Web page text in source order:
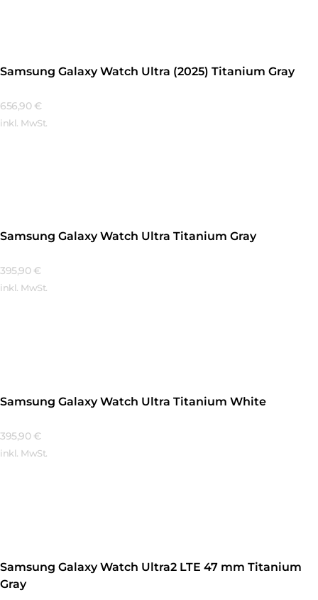
Samsung Galaxy Watch Ultra (2025) Titanium Gray
656,90 €
inkl. MwSt.
Samsung Galaxy Watch Ultra Titanium Gray
395,90 €
inkl. MwSt.
Samsung Galaxy Watch Ultra Titanium White
395,90 €
inkl. MwSt.
Samsung Galaxy Watch Ultra2 LTE 47 mm Titanium
Gray